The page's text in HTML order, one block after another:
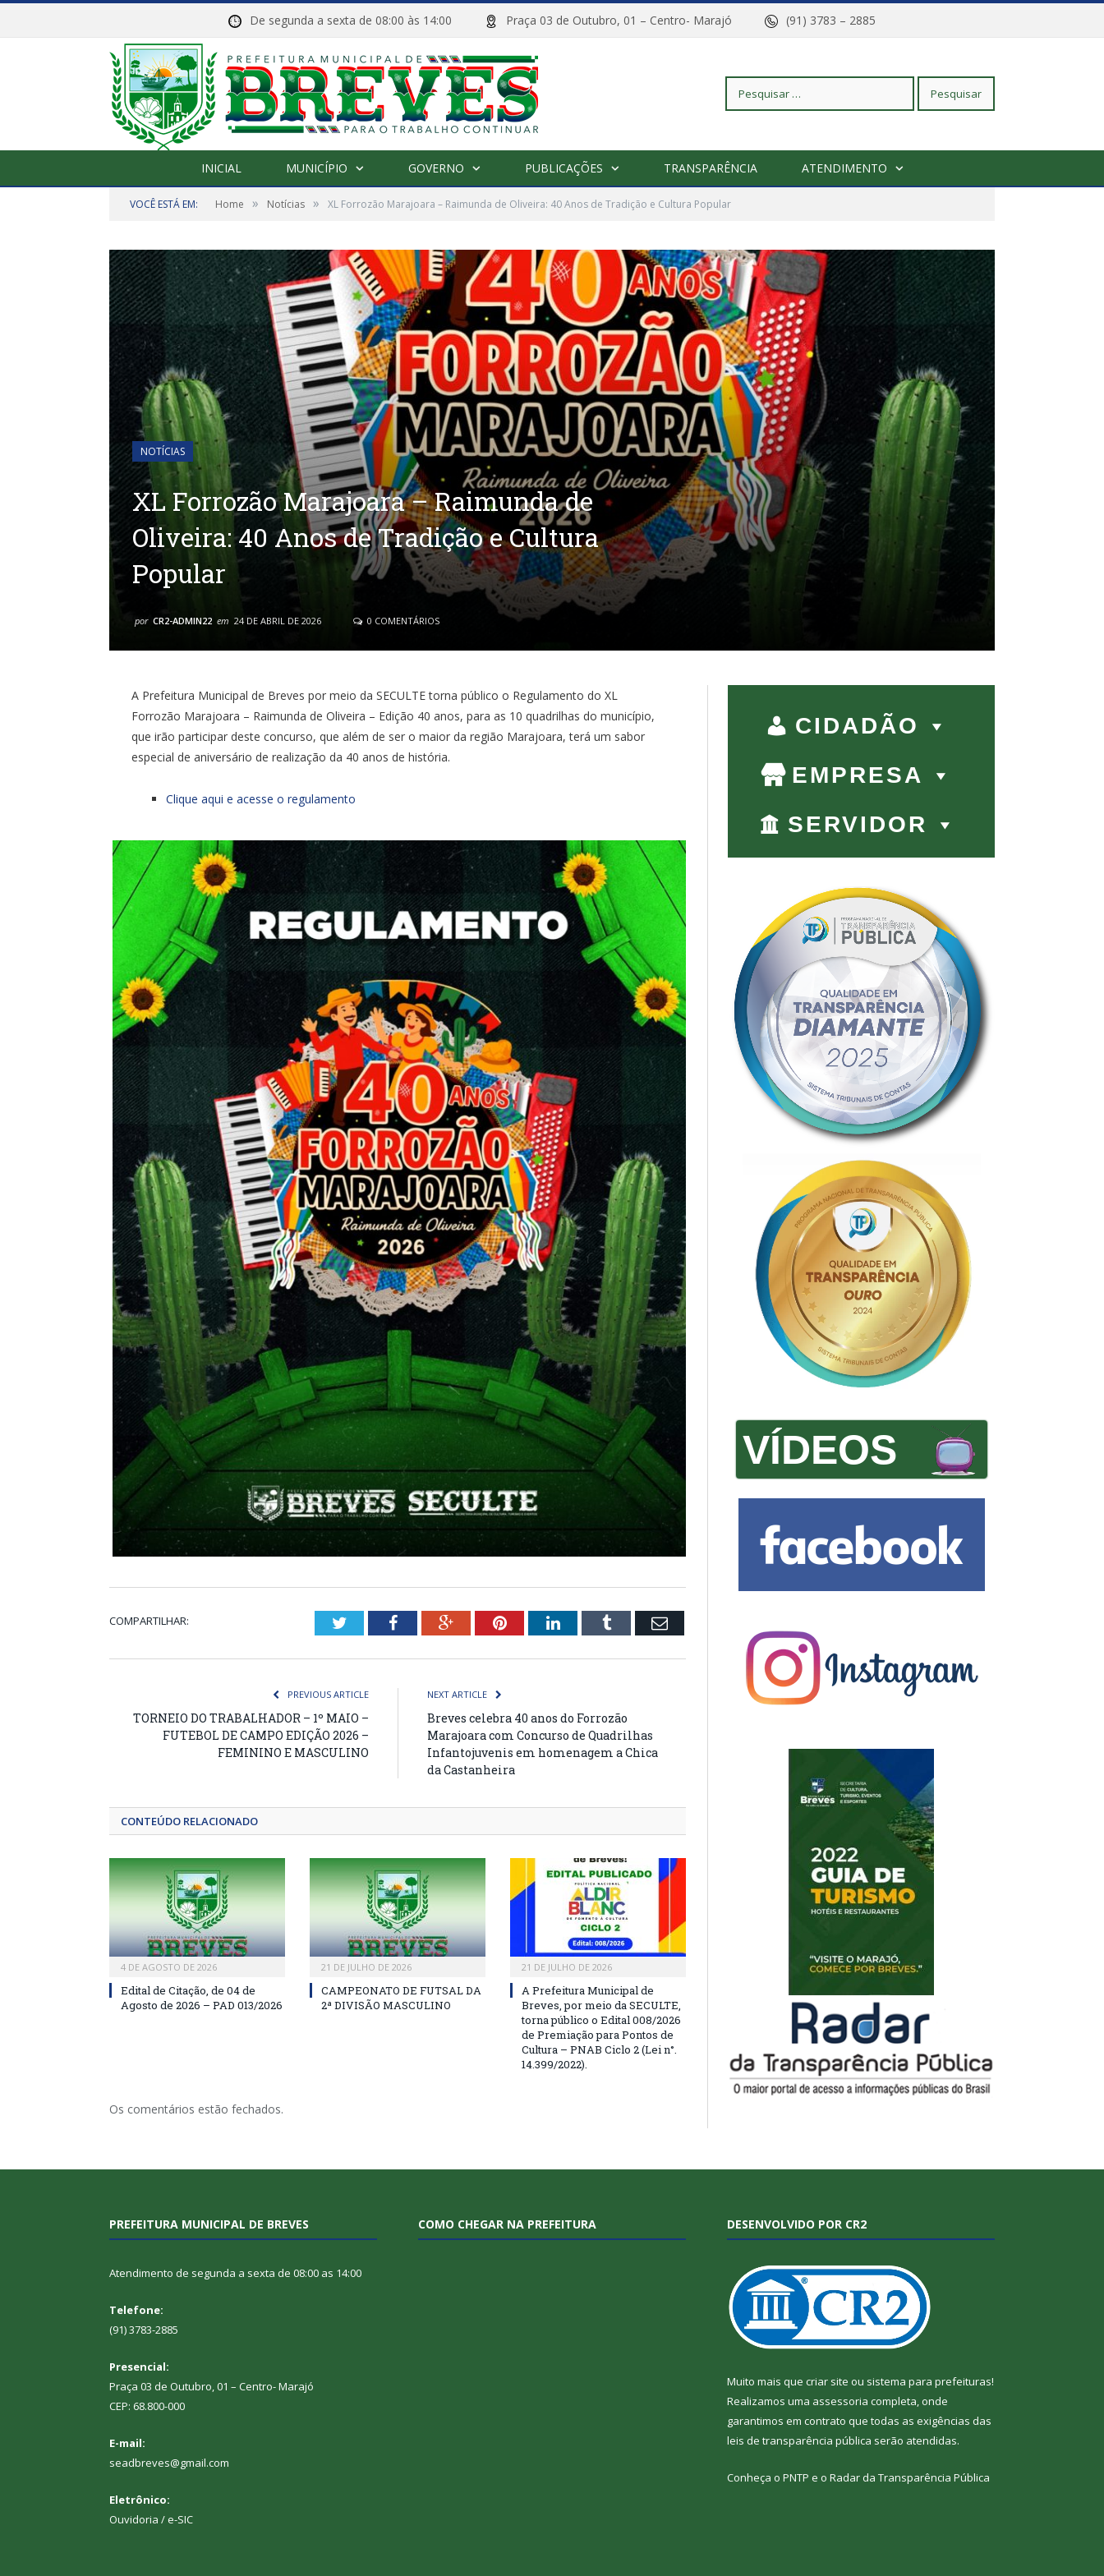
De segunda a sexta de 08:00 às 14:00 Praça 03 de Outubro, 01 – Centro- Marajó (91) 3783 – 2885
Pesquisar
por:
INICIAL MUNICÍPIO GOVERNO PUBLICAÇÕES TRANSPARÊNCIA ATENDIMENTO
VOCÊ ESTÁ EM: Home » Notícias » XL Forrozão Marajoara – Raimunda de Oliveira: 40 Anos de Tradição e Cultura Popular
NOTÍCIAS
XL Forrozão Marajoara – Raimunda de
Oliveira: 40 Anos de Tradição e Cultura
Popular
por CR2-ADMIN22 em 24 DE ABRIL DE 2026 0 COMENTÁRIOS
A Prefeitura Municipal de Breves por meio da SECULTE torna público o Regulamento do XL
Forrozão Marajoara – Raimunda de Oliveira – Edição 40 anos, para as 10 quadrilhas do município,
que irão participar deste concurso, que além de ser o maior da região Marajoara, terá um sabor
especial de aniversário de realização da 40 anos de história.
Clique aqui e acesse o regulamento
COMPARTILHAR: TwitterFacebookGoogle+PinterestLinkedInTumblr Email
PREVIOUS ARTICLE
TORNEIO DO TRABALHADOR – 1º MAIO –
FUTEBOL DE CAMPO EDIÇÃO 2026 –
FEMININO E MASCULINO
NEXT ARTICLE
Breves celebra 40 anos do Forrozão
Marajoara com Concurso de Quadrilhas
Infantojuvenis em homenagem a Chica
da Castanheira
CONTEÚDO RELACIONADO
4 DE AGOSTO DE 2026
Edital de Citação, de 04 de
Agosto de 2026 – PAD 013/2026
21 DE JULHO DE 2026
CAMPEONATO DE FUTSAL DA
2ª DIVISÃO MASCULINO
21 DE JULHO DE 2026
A Prefeitura Municipal de
Breves, por meio da SECULTE,
torna público o Edital 008/2026
de Premiação para Pontos de
Cultura – PNAB Ciclo 2 (Lei n°.
14.399/2022).
Os comentários estão fechados.
CIDADÃO
EMPRESA
SERVIDOR
VÍDEOS
PREFEITURA MUNICIPAL DE BREVES
Atendimento de segunda a sexta de 08:00 as 14:00
Telefone:
(91) 3783-2885
Presencial:
Praça 03 de Outubro, 01 – Centro- Marajó
CEP: 68.800-000
E-mail:
seadbreves@gmail.com
Eletrônico:
Ouvidoria /e-SIC
COMO CHEGAR NA PREFEITURA DESENVOLVIDO POR CR2
Muito mais que criar site ou sistema para prefeituras!
Realizamos uma assessoria completa, onde
garantimos em contrato que todas as exigências das
leis de transparência pública serão atendidas.
Conheça o PNTP e o Radar da Transparência Pública